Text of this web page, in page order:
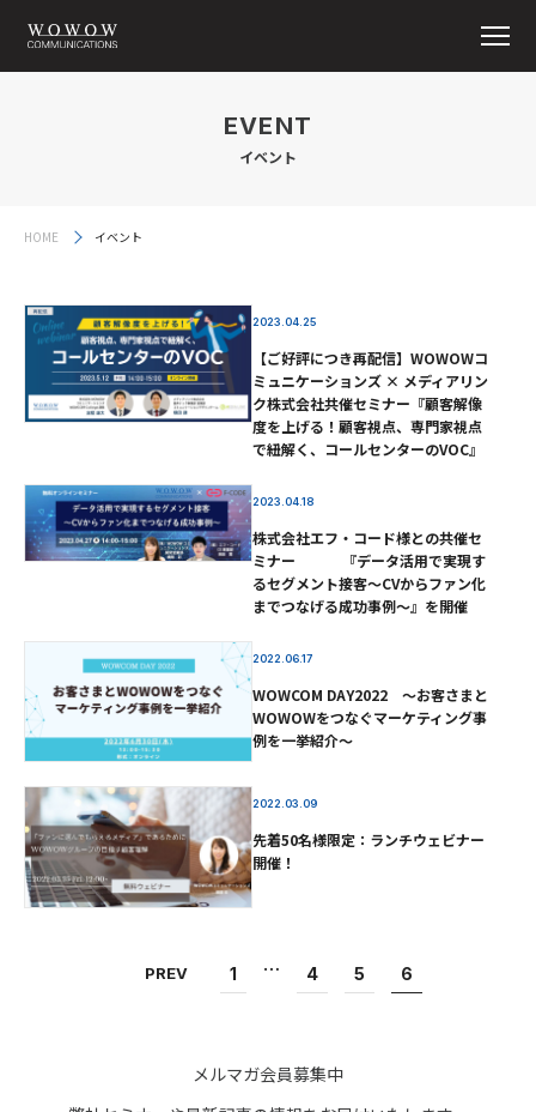
EVENT
イベント
HOME イベント
2023.04.25
【ご好評につき再配信】WOWOWコ
ミュニケーションズ × メディアリン
ク株式会社共催セミナー『顧客解像
度を上げる！顧客視点、専門家視点
で紐解く、コールセンターのVOC』
2023.04.18
株式会社エフ・コード様との共催セ
ミナー 『データ活用で実現す
るセグメント接客～CVからファン化
までつなげる成功事例～』を開催
2022.06.17
WOWCOM DAY2022 ～お客さまと
WOWOWをつなぐマーケティング事
例を一挙紹介～
2022.03.09
先着50名様限定：ランチウェビナー
開催！
PREV 1 … 4 5 6
メルマガ会員募集中